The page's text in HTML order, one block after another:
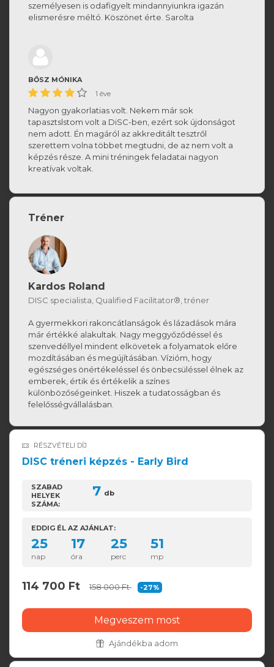
személyesen is odafigyelt mindannyiunkra igazán
elismerésre méltó. Köszönet érte. Sarolta
BŐSZ MÓNIKA
1 éve
Nagyon gyakorlatias volt. Nekem már sok
tapasztslstom volt a DiSC-ben, ezért sok újdonságot
nem adott. Én magáról az akkreditált tesztről
szerettem volna többet megtudni, de az nem volt a
képzés része. A mini tréningek feladatai nagyon
kreatívak voltak.
Tréner
Kardos Roland
DISC specialista, Qualified Facilitator®, tréner
A gyermekkori rakoncátlanságok és lázadások mára
már értékké alakultak. Nagy meggyőződéssel és
szenvedéllyel mindent elkövetek a folyamatok előre
mozdításában és megújításában. Vízióm, hogy
egészséges önértékeléssel és önbecsüléssel élnek az
emberek, értik és értékelik a színes
különbözőségeinket. Hiszek a tudatosságban és
felelősségvállalásban.
RÉSZVÉTELI DÍJ
DISC tréneri képzés - Early Bird
SZABAD
HELYEK
SZÁMA:
7 db
EDDIG ÉL AZ AJÁNLAT:
25 17 25 50
nap óra perc mp
114 700 Ft 158 000 Ft -27%
Megveszem most
Ajándékba adom